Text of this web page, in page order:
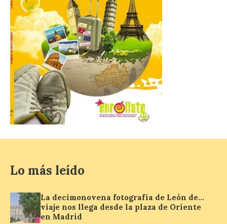
Matilla, […]
La I Feria de la Cerveza
Artesana de Astorga
arranca con una gran
acogida del público
8 Ago 2026
con la presencia del
hasta la feria acompañado
por el organizador de la iniciativa, Isaac
Lo más leído
La decimonovena fotografía de León de…
viaje nos llega desde la plaza de Oriente
en Madrid